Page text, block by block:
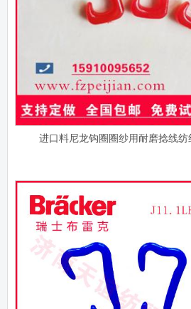
进口料尼龙钩圈圈纱用耐磨捻线